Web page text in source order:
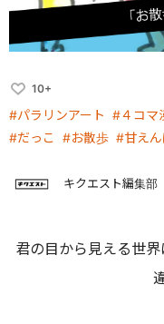
10+
#パラリンアート #４コマ
#だっこ #お散歩 #甘えん
キクエスト編集部
君の目から見える世